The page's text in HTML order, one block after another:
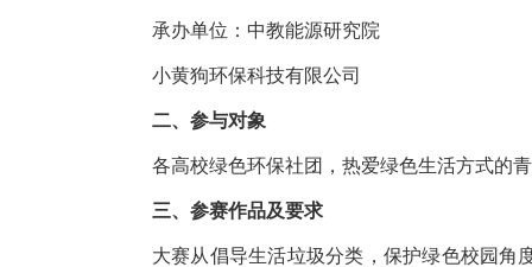
承办单位：中教能源研究院
小黄狗环保科技有限公司
二、参与对象
各高校绿色环保社团，热爱绿色生活方式的
三、参赛作品及要求
大赛从倡导生活垃圾分类，保护绿色校园角